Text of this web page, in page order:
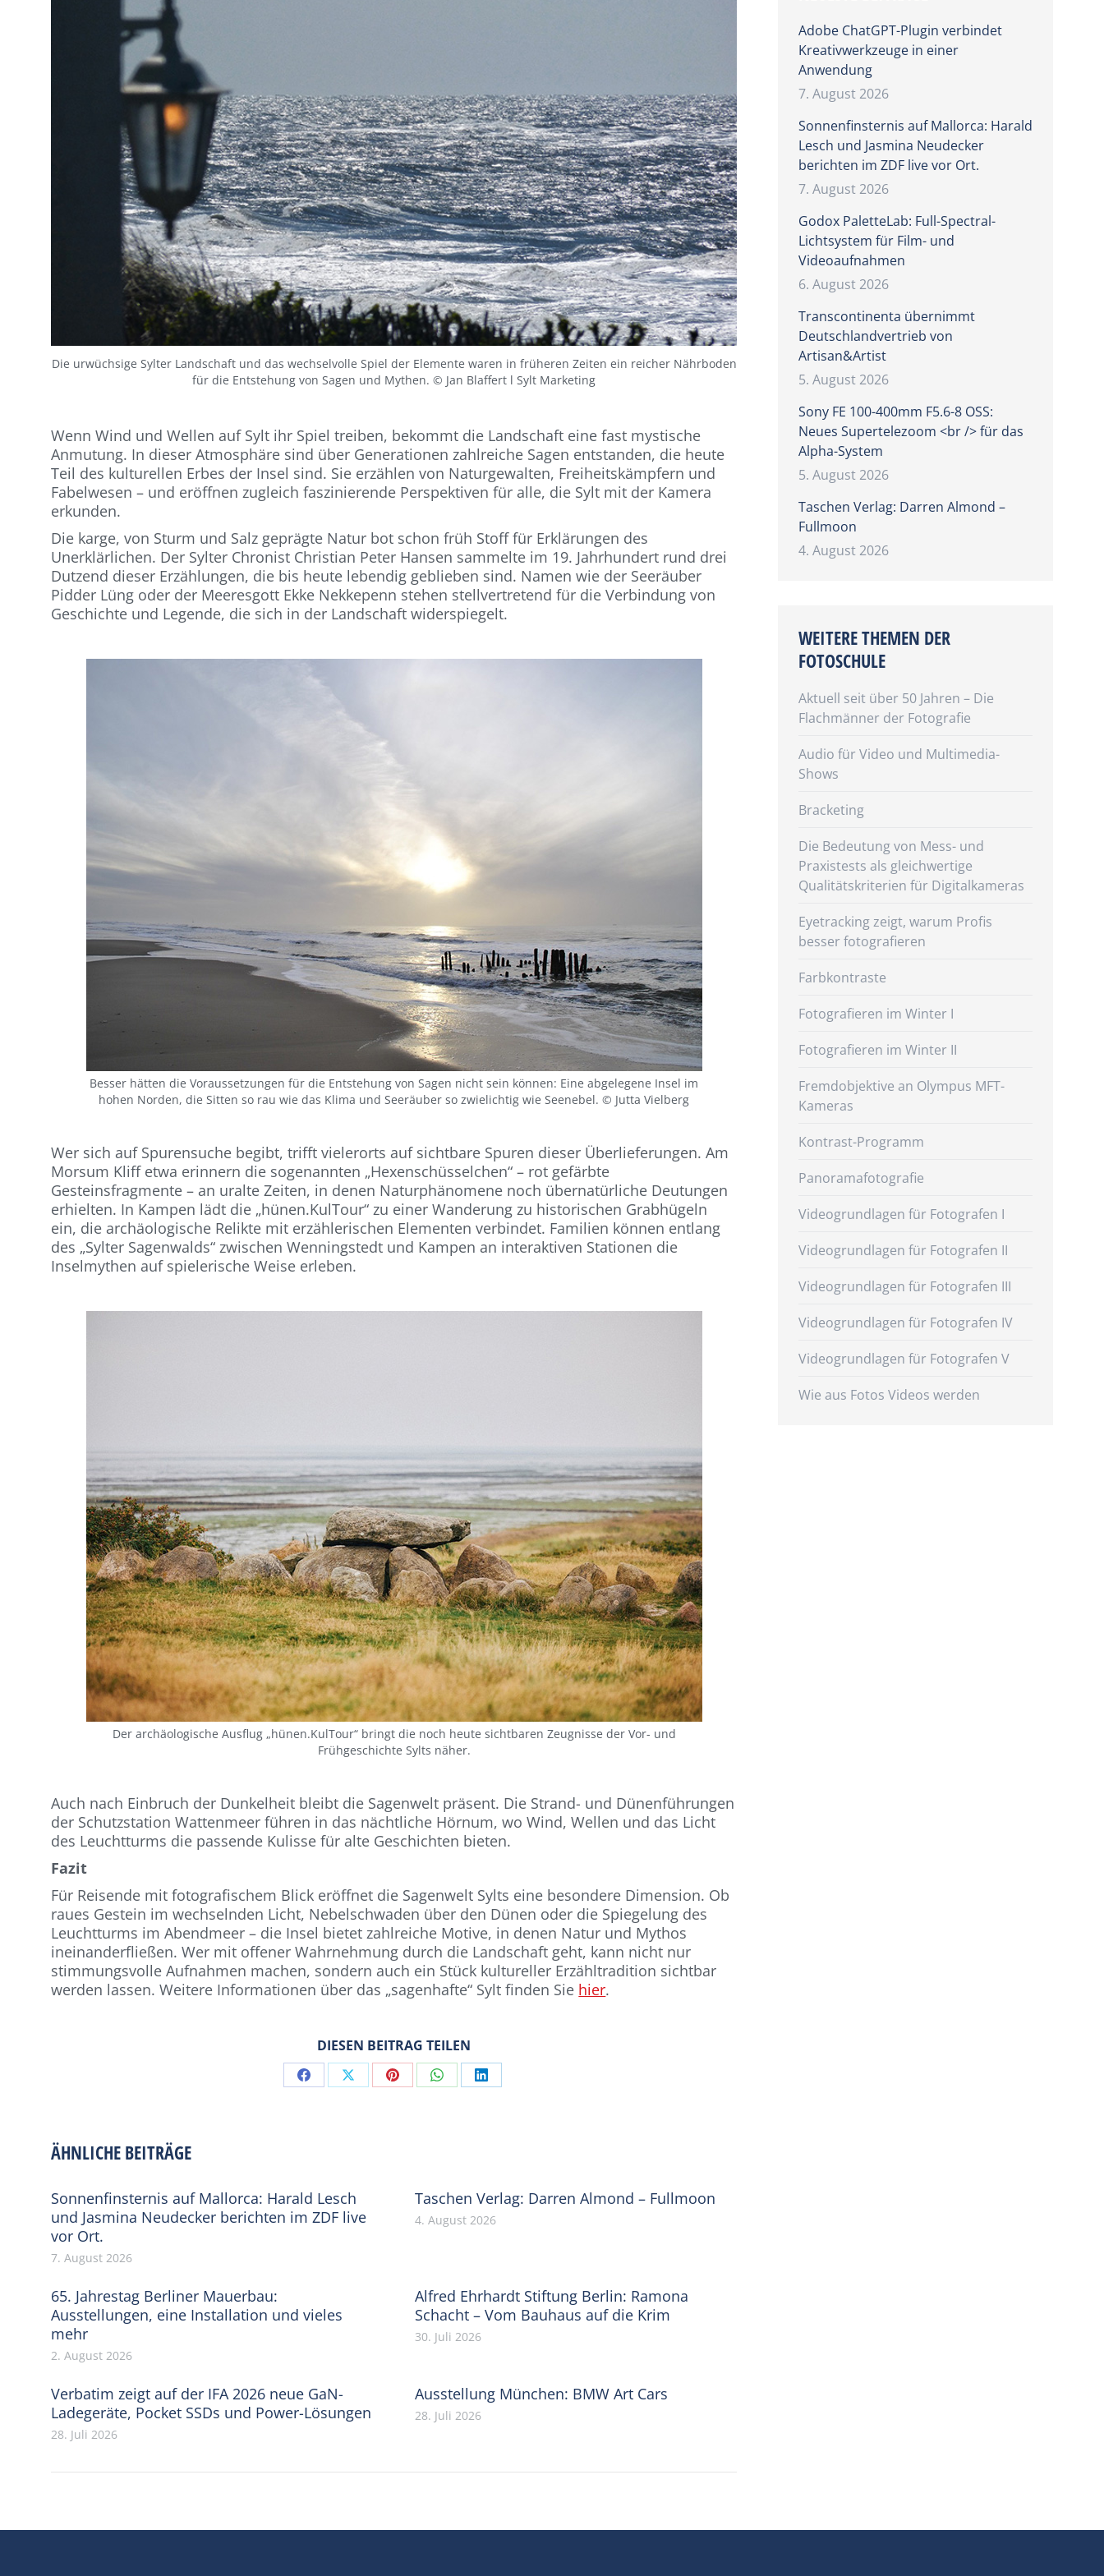
Die urwüchsige Sylter Landschaft und das wechselvolle Spiel der Elemente waren in früheren Zeiten ein reicher Nährboden
für die Entstehung von Sagen und Mythen. © Jan Blaffert l Sylt Marketing
Wenn Wind und Wellen auf Sylt ihr Spiel treiben, bekommt die Landschaft eine fast mystische
Anmutung. In dieser Atmosphäre sind über Generationen zahlreiche Sagen entstanden, die heute
Teil des kulturellen Erbes der Insel sind. Sie erzählen von Naturgewalten, Freiheitskämpfern und
Fabelwesen – und eröffnen zugleich faszinierende Perspektiven für alle, die Sylt mit der Kamera
erkunden.
Die karge, von Sturm und Salz geprägte Natur bot schon früh Stoff für Erklärungen des
Unerklärlichen. Der Sylter Chronist Christian Peter Hansen sammelte im 19. Jahrhundert rund drei
Dutzend dieser Erzählungen, die bis heute lebendig geblieben sind. Namen wie der Seeräuber
Pidder Lüng oder der Meeresgott Ekke Nekkepenn stehen stellvertretend für die Verbindung von
Geschichte und Legende, die sich in der Landschaft widerspiegelt.
Besser hätten die Voraussetzungen für die Entstehung von Sagen nicht sein können: Eine abgelegene Insel im
hohen Norden, die Sitten so rau wie das Klima und Seeräuber so zwielichtig wie Seenebel. © Jutta Vielberg
Wer sich auf Spurensuche begibt, trifft vielerorts auf sichtbare Spuren dieser Überlieferungen. Am
Morsum Kliff etwa erinnern die sogenannten „Hexenschüsselchen“ – rot gefärbte
Gesteinsfragmente – an uralte Zeiten, in denen Naturphänomene noch übernatürliche Deutungen
erhielten. In Kampen lädt die „hünen.KulTour“ zu einer Wanderung zu historischen Grabhügeln
ein, die archäologische Relikte mit erzählerischen Elementen verbindet. Familien können entlang
des „Sylter Sagenwalds“ zwischen Wenningstedt und Kampen an interaktiven Stationen die
Inselmythen auf spielerische Weise erleben.
Der archäologische Ausflug „hünen.KulTour“ bringt die noch heute sichtbaren Zeugnisse der Vor- und
Frühgeschichte Sylts näher.
Auch nach Einbruch der Dunkelheit bleibt die Sagenwelt präsent. Die Strand- und Dünenführungen
der Schutzstation Wattenmeer führen in das nächtliche Hörnum, wo Wind, Wellen und das Licht
des Leuchtturms die passende Kulisse für alte Geschichten bieten.
Fazit
Für Reisende mit fotografischem Blick eröffnet die Sagenwelt Sylts eine besondere Dimension. Ob
raues Gestein im wechselnden Licht, Nebelschwaden über den Dünen oder die Spiegelung des
Leuchtturms im Abendmeer – die Insel bietet zahlreiche Motive, in denen Natur und Mythos
ineinanderfließen. Wer mit offener Wahrnehmung durch die Landschaft geht, kann nicht nur
stimmungsvolle Aufnahmen machen, sondern auch ein Stück kultureller Erzähltradition sichtbar
werden lassen. Weitere Informationen über das „sagenhafte“ Sylt finden Sie hier.
DIESEN BEITRAG TEILEN
Share Share Share Share Share
ÄHNLICHE BEITRÄGE
Sonnenfinsternis auf Mallorca: Harald Lesch
und Jasmina Neudecker berichten im ZDF live
vor Ort.
7. August 2026
Taschen Verlag: Darren Almond – Fullmoon
4. August 2026
65. Jahrestag Berliner Mauerbau:
Ausstellungen, eine Installation und vieles
mehr
2. August 2026
Alfred Ehrhardt Stiftung Berlin: Ramona
Schacht – Vom Bauhaus auf die Krim
30. Juli 2026
Verbatim zeigt auf der IFA 2026 neue GaN-
Ladegeräte, Pocket SSDs und Power-Lösungen
28. Juli 2026
Ausstellung München: BMW Art Cars
28. Juli 2026
Adobe ChatGPT-Plugin verbindet
Kreativwerkzeuge in einer
Anwendung
7. August 2026
Sonnenfinsternis auf Mallorca: Harald
Lesch und Jasmina Neudecker
berichten im ZDF live vor Ort.
7. August 2026
Godox PaletteLab: Full-Spectral-
Lichtsystem für Film- und
Videoaufnahmen
6. August 2026
Transcontinenta übernimmt
Deutschlandvertrieb von
Artisan&Artist
5. August 2026
Sony FE 100-400mm F5.6-8 OSS:
Neues Supertelezoom <br /> für das
Alpha-System
5. August 2026
Taschen Verlag: Darren Almond –
Fullmoon
4. August 2026
WEITERE THEMEN DER
FOTOSCHULE
Aktuell seit über 50 Jahren – Die
Flachmänner der Fotografie
Audio für Video und Multimedia-
Shows
Bracketing
Die Bedeutung von Mess- und
Praxistests als gleichwertige
Qualitätskriterien für Digitalkameras
Eyetracking zeigt, warum Profis
besser fotografieren
Farbkontraste
Fotografieren im Winter I
Fotografieren im Winter II
Fremdobjektive an Olympus MFT-
Kameras
Kontrast-Programm
Panoramafotografie
Videogrundlagen für Fotografen I
Videogrundlagen für Fotografen II
Videogrundlagen für Fotografen III
Videogrundlagen für Fotografen IV
Videogrundlagen für Fotografen V
Wie aus Fotos Videos werden